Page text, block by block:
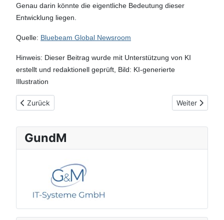
Genau darin könnte die eigentliche Bedeutung dieser
Entwicklung liegen.
Quelle: Bluebeam Global Newsroom
Hinweis: Dieser Beitrag wurde mit Unterstützung von KI
erstellt und redaktionell geprüft, Bild: KI-generierte
Illustration
Vorheriger Beitrag: Digitale Mengenermittlung im Fokus
Zurück Nächster
Weiter
GundM